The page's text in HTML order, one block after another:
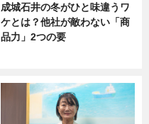
成城石井の冬がひと味違うワ
ケとは？他社が敵わない「商
品力」2つの要